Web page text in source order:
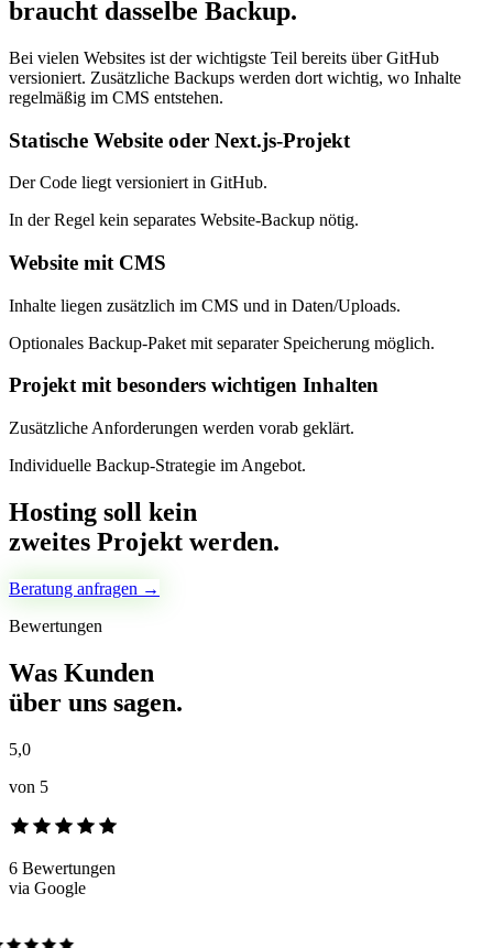
braucht dasselbe Backup.
Bei vielen Websites ist der wichtigste Teil bereits über GitHub
versioniert. Zusätzliche Backups werden dort wichtig, wo Inhalte
regelmäßig im CMS entstehen.
Statische Website oder Next.js-Projekt
Der Code liegt versioniert in GitHub.
In der Regel kein separates Website-Backup nötig.
Website mit CMS
Inhalte liegen zusätzlich im CMS und in Daten/Uploads.
Optionales Backup-Paket mit separater Speicherung möglich.
Projekt mit besonders wichtigen Inhalten
Zusätzliche Anforderungen werden vorab geklärt.
Individuelle Backup-Strategie im Angebot.
Hosting soll kein
zweites Projekt werden.
Beratung anfragen →
Bewertungen
Was Kunden
über uns sagen.
5,0
von 5
6 Bewertungen
via Google